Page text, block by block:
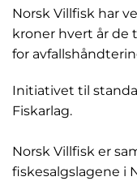
Norsk Villfisk har
kroner hvert år de
for
Initiativet til
Fiskarlag.
Norsk Villfisk er
fiskesalgslagene i